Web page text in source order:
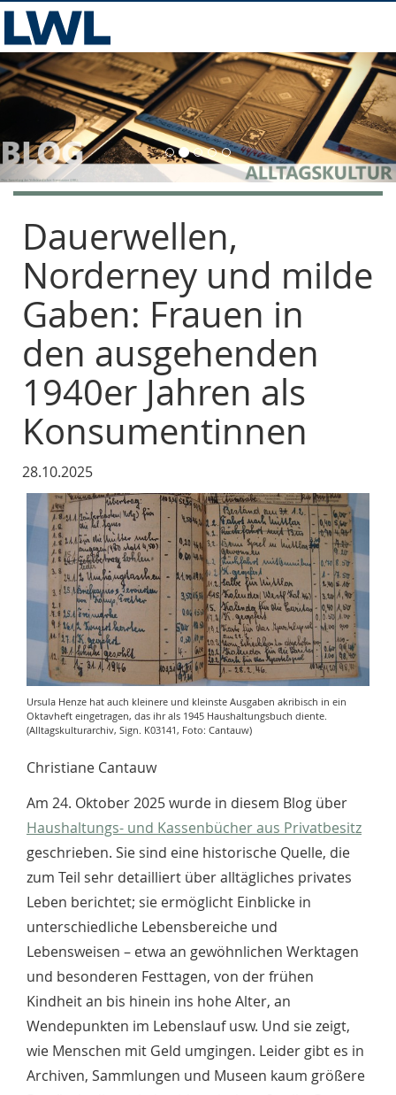
Vorherige
Dauerwellen,
Norderney und milde
Gaben: Frauen in
den ausgehenden
1940er Jahren als
Konsumentinnen
28.10.2025
Ursula Henze hat auch kleinere und kleinste Ausgaben akribisch in ein
Oktavheft eingetragen, das ihr als 1945 Haushaltungsbuch diente.
(Alltagskulturarchiv, Sign. K03141, Foto: Cantauw)
Christiane Cantauw
Am 24. Oktober 2025 wurde in diesem Blog über
Haushaltungs- und Kassenbücher aus Privatbesitz
geschrieben. Sie sind eine historische Quelle, die
zum Teil sehr detailliert über alltägliches privates
Leben berichtet; sie ermöglicht Einblicke in
unterschiedliche Lebensbereiche und
Lebensweisen – etwa an gewöhnlichen Werktagen
und besonderen Festtagen, von der frühen
Kindheit an bis hinein ins hohe Alter, an
Wendepunkten im Lebenslauf usw. Und sie zeigt,
wie Menschen mit Geld umgingen. Leider gibt es in
Archiven, Sammlungen und Museen kaum größere